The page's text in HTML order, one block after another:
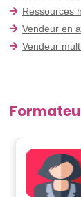
Ressources
Vendeur en
Vendeur